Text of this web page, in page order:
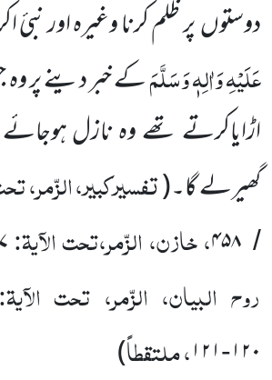
دوستوںپر ظلم کرنا وغیرہ اور نبیٔ
عَلَیْہِ وَاٰلِہٖ وَسَلَّمَکے خبر دینے پر
اڑایاکرتے تھے وہ نازل ہوجائے
گھیرلے گا۔(تفسیرکبیر، الزّمر،
/ ۴۵۸، خازن، الزّمر،تحت الآیۃ:
روح البیان، الزّمر، تحت الآیۃ:
۱۲۰-۱۲۱، ملتقطاً)